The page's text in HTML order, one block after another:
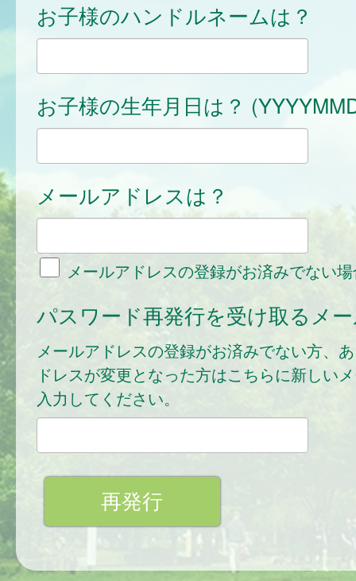
お子様のハンドルネームは？
お子様の生年月日は？
メールアドレスは？
メールアドレスの登録がお済みでない
パスワード再発行を受け取るメ
メールアドレスの登録がお済みでない方、
ドレスが変更となった方はこちらに新しい
入力してください。